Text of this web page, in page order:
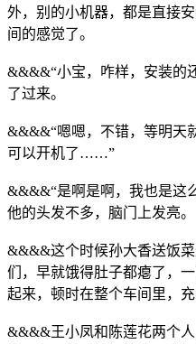
外，别的小机器，都是直接
间的感觉了。
&&&&“小宝，咋样，安装
了过来。
&&&&“嗯嗯，不错，等明天
可以开机了……”
&&&&“是啊是啊，我也是这
他的头发不多，脑门上发亮。
&&&&这个时候孙大香送饭
们，早就饿得肚子都瘪了，
起来，顿时在整个车间里，充
&&&&王小凤和陈莲花两个